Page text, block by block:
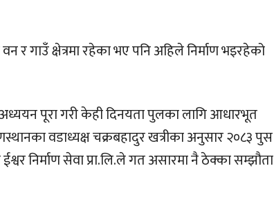
र गाउँ क्षेत्रमा रहेका भए पनि अहिले निर्माण भइरहेको
अध्ययन पूरा गरी केही दिनयता पुलका लागि आधारभूत
वडाध्यक्ष चक्रबहादुर खत्रीका अनुसार २०८३ पुस
निर्माण सेवा प्रा.लि.ले गत असारमा नै ठेक्का सम्झौता